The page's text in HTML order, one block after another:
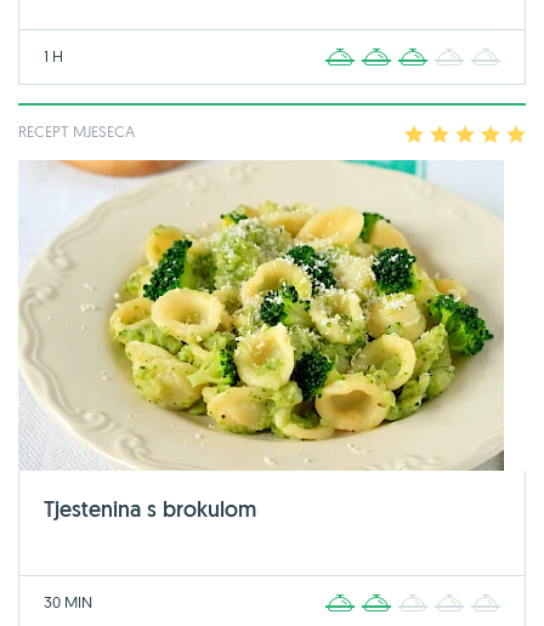
1 H 2 3 4
RECEPT MJESECA 2 3 4
Tjestenina s brokulom
30 MIN 2 3 4